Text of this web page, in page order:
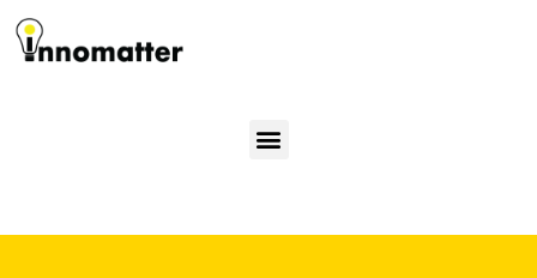
Menu